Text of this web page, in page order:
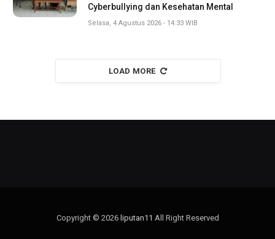
Cyberbullying dan Kesehatan Mental
Selasa, 4 Agustus 2026 - 14:33 WIB
LOAD MORE
Copyright © 2026 liputan11 All Right Reserved